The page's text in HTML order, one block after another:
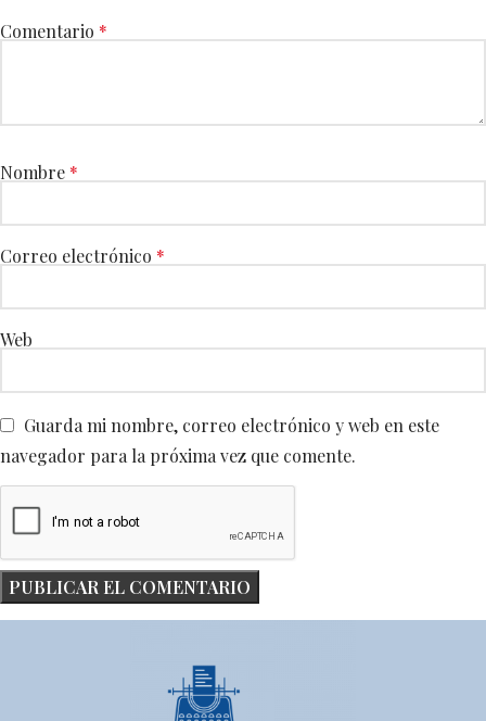
Comentario *
Nombre *
Correo electrónico *
Web
Guarda mi nombre, correo electrónico y web en este
navegador para la próxima vez que comente.